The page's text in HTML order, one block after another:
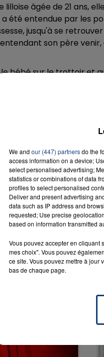
âgée de 21 ans,
été entendue par les
jusqu'à se
son père
bébé sur le trottoir et
nourrisson, en arrêt
médico-
15 ans".
New Religion
BEBE REXHA
We and our (447) partnersdo the
access information on a device;
select personalised advertising;
statistics or combinations of data
profiles to select personalised
Deliver and present advertising
data such as IP address and
requested; Use precise
based on information transmitted
Vous pouvez accepter en cliquant
mes choix". Vous pouvez
ce site. Vous pouvez mettre à jour
bas de chaque page.